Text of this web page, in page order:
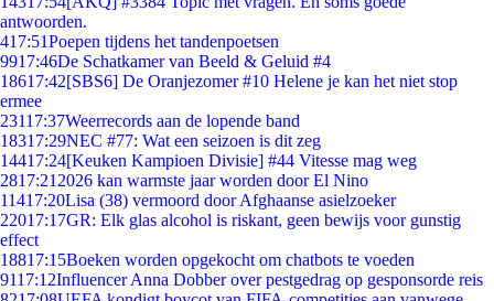
antwoorden.
417:51Poepen tijdens het tandenpoetsen
9917:46De Schatkamer van Beeld & Geluid #4
18617:42[SBS6] De Oranjezomer #10 Helene je kan het niet stop
ermee
23117:37Weerrecords aan de lopende band
18317:29NEC #77: Wat een seizoen is dit zeg
14417:24[Keuken Kampioen Divisie] #44 Vitesse mag weg
2817:21 2026 kan warmste jaar worden door El Nino
11417:20Lisa (38) vermoord door Afghaanse asielzoeker
22017:17GR: Elk glas alcohol is riskant, geen bewijs voor gunstig
effect
18817:15Boeken worden opgekocht om chatbots te voeden
9117:12Influencer Anna Dobber over pestgedrag op gesponsorde reis